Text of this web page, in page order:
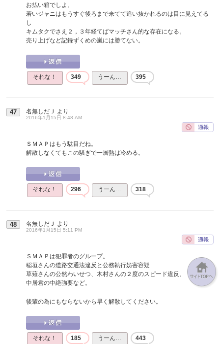
お払い箱でしよ。
若いジャニはもうすぐ後ろまで来てて追い抜かれるのは目に見えてる
し
キムタクでさえ２，３年経てばマッチさん的な存在になる。
売り上げなど記録ずくめの嵐には勝てない。
それな！ 349 うーん… 395
47 名無しだＪ より
2016年1月15日 8:48 AM
ＳＭＡＰはもう駄目だね。
解散しなくてもこの騒ぎで一層熱は冷める。
それな！ 296 うーん… 318
48 名無しだＪ より
2016年1月15日 5:11 PM
ＳＭＡＰは犯罪者のグループ。
稲垣さんの道路交通法違反と公務執行妨害容疑
草薙さんの公然わいせつ、木村さんの２度のスピード違反、
中居君の中絶強要など。
後輩の為にもならないから早く解散してください。
それな！ 185 うーん… 443